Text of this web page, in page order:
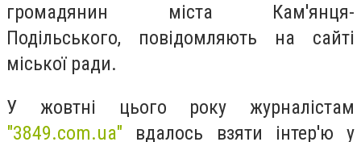
громадянин міста Кам'янця-
Подільського, повідомляють на сайті
міської ради.
У жовтні цього року журналістам
"3849.com.ua" вдалось взяти інтер'ю у